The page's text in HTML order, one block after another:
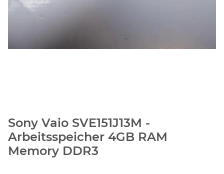
Sony Vaio SVE151J13M -
Arbeitsspeicher 4GB RAM
Memory DDR3